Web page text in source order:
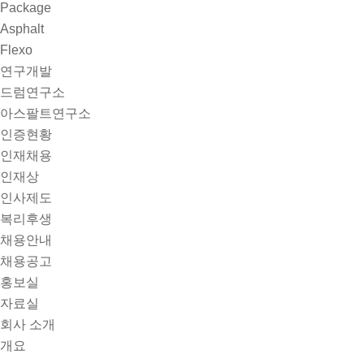
Package
Asphalt
Flexo
연구개발
드럼연구소
아스팔트연구소
인증현황
인재채용
인재상
인사제도
복리후생
채용안내
채용공고
홍보실
자료실
회사 소개
개요